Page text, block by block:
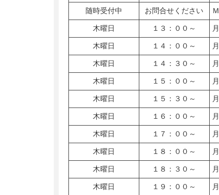
随時受付中 お問合せください
木曜日 １３：００～
木曜日 １４：００～
木曜日 １４：３０～
木曜日 １５：００～
木曜日 １５：３０～
木曜日 １６：００～
木曜日 １７：００～
木曜日 １８：００～
木曜日 １８：３０～
木曜日 １９：００～